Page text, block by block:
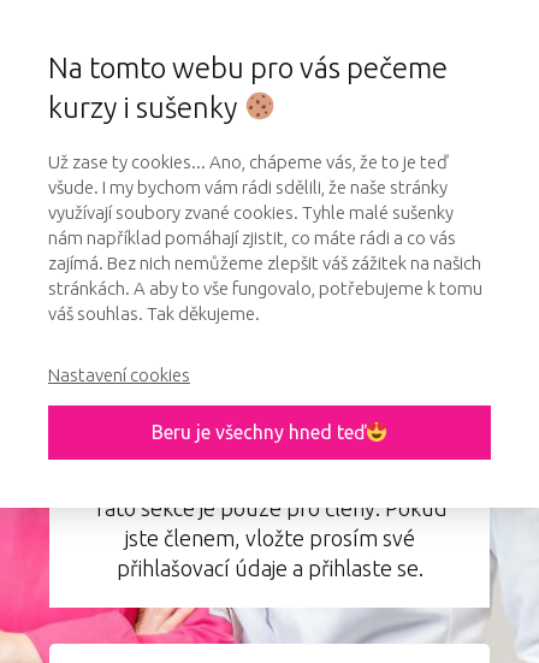
Přihlášení do členské sekce online kurzu
Tato sekce je pouze pro členy. Pokud
jste členem, vložte prosím své
přihlašovací údaje a přihlaste se.
Na tomto webu pro vás pečeme
kurzy i sušenky
Už zase ty cookies... Ano, chápeme vás, že to je teď
všude. I my bychom vám rádi sdělili, že naše stránky
využívají soubory zvané cookies. Tyhle malé sušenky
nám například pomáhají zjistit, co máte rádi a co vás
zajímá. Bez nich nemůžeme zlepšit váš zážitek na našich
stránkách. A aby to vše fungovalo, potřebujeme k tomu
váš souhlas. Tak děkujeme.
Nastavení cookies
Beru je všechny hned teď